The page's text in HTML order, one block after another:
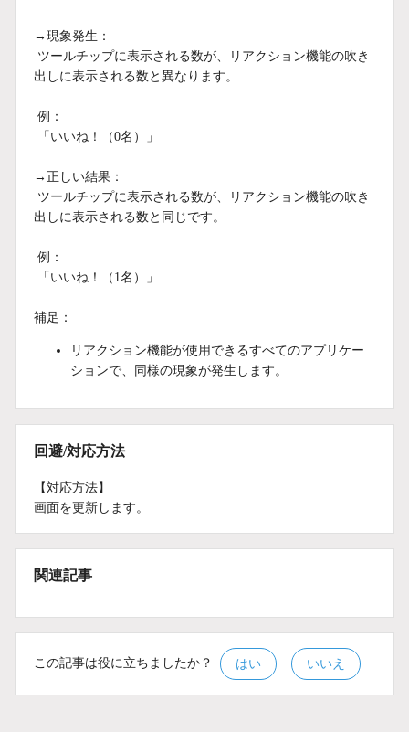
→現象発生：
ツールチップに表示される数が、リアクション機能の吹き
出しに表示される数と異なります。
例：
「いいね！（0名）」
→正しい結果：
ツールチップに表示される数が、リアクション機能の吹き
出しに表示される数と同じです。
例：
「いいね！（1名）」
補足：
リアクション機能が使用できるすべてのアプリケー
ションで、同様の現象が発生します。
回避/対応方法
【対応方法】
画面を更新します。
関連記事
この記事は役に立ちましたか？ はい いいえ